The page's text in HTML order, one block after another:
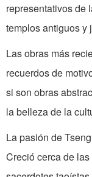
representativos de
templos antiguos y
Las obras más
recuerdos de
si son obras
la belleza de la
La pasión de
Creció cerca de